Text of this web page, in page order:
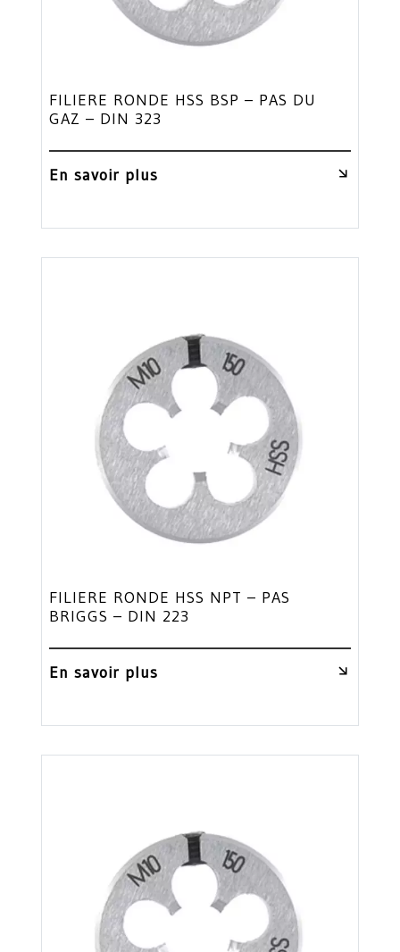
FILIERE RONDE HSS BSP – PAS DU
GAZ – DIN 323
En savoir plus
FILIERE RONDE HSS NPT – PAS
BRIGGS – DIN 223
En savoir plus